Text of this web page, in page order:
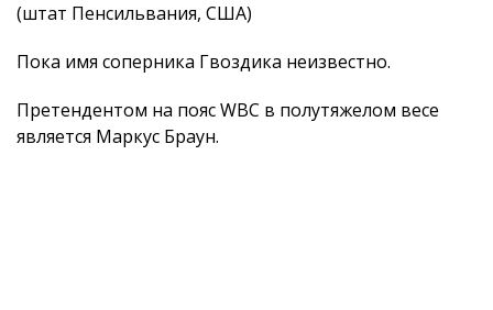
(штат Пенсильвания, США)
Пока имя соперника Гвоздика неизвестно.
Претендентом на пояс WBC в полутяжелом весе
является Маркус Браун.